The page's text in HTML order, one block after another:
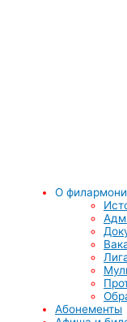
О
Абонементы